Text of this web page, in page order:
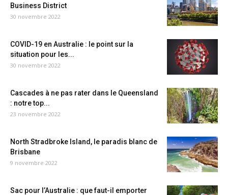
Business District
30 novembre 2022
COVID-19 en Australie : le point sur la
situation pour les...
30 novembre 2022
Cascades à ne pas rater dans le Queensland
: notre top...
23 novembre 2022
North Stradbroke Island, le paradis blanc de
Brisbane
9 novembre 2022
Sac pour l’Australie : que faut-il emporter